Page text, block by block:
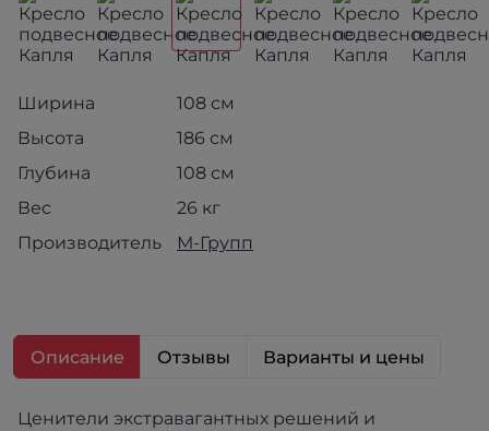
Ширина
108 см
Высота
186 см
Глубина
108 см
Вес
26 кг
Производитель
М-Групп
Описание Отзывы Варианты и цены
Ценители экстравагантных решений и